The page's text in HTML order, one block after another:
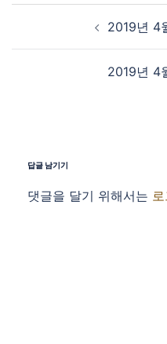
Post navigation
2019년 4
2019년 4
답글 남기기
댓글을 달기 위해서는